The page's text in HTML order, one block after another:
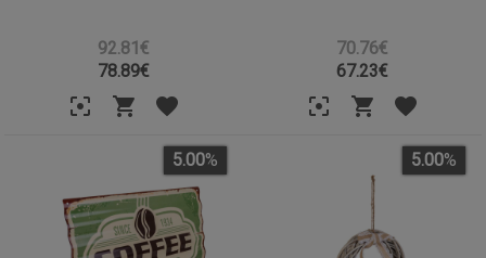
92.81€
78.89€
70.76€
67.23€
5.00% 5.00%